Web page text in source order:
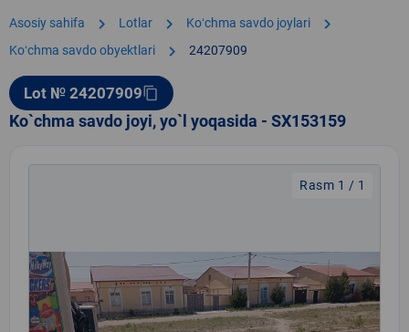
Asosiy sahifa chevron_right Lotlar chevron_right Koʻchma savdo joylari chevron_right
Koʻchma savdo obyektlari chevron_right 24207909
Lot № 24207909content_copy
Ko`chma savdo joyi, yo`l yoqasida - SX153159
Rasm 1 / 1